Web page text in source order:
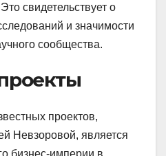
свидетельствует о
и значимости
сообщества.
проектов,
Невзоровой, является